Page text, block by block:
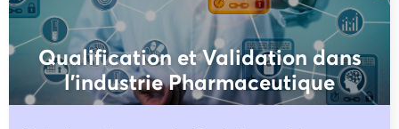
Qualification et Validation dans
l'industrie Pharmaceutique